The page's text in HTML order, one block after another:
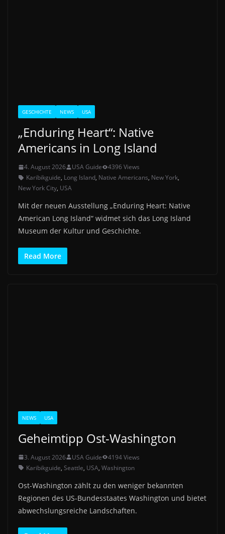
GESCHICHTE NEWS USA
„Enduring Heart“: Native
Americans in Long Island
4. August 2026 USA Guide
4396 Views
Karibikguide, Long Island, Native Americans, New York,
New York City, USA
Mit der neuen Ausstellung „Enduring Heart: Native
American Long Island“ widmet sich das Long Island
Museum der Kultur und Geschichte.
Read More
NEWS USA
Geheimtipp Ost-Washington
3. August 2026 USA Guide
4194 Views
Karibikguide, Seattle, USA, Washington
Ost-Washington zählt zu den weniger bekannten
Regionen des US-Bundesstaates Washington und bietet
abwechslungsreiche Landschaften.